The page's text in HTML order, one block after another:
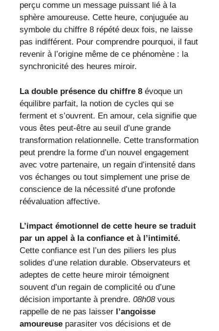
perçu comme un message puissant lié à la
sphère amoureuse. Cette heure, conjuguée au
symbole du chiffre 8 répété deux fois, ne laisse
pas indifférent. Pour comprendre pourquoi, il faut
revenir à l’origine même de ce phénomène : la
synchronicité des heures miroir.
La double présence du chiffre 8 évoque un
équilibre parfait, la notion de cycles qui se
ferment et s’ouvrent. En amour, cela signifie que
vous êtes peut-être au seuil d’une grande
transformation relationnelle. Cette transformation
peut prendre la forme d’un nouvel engagement
avec votre partenaire, un regain d’intensité dans
vos échanges ou tout simplement une prise de
conscience de la nécessité d’une profonde
réévaluation affective.
L’impact émotionnel de cette heure se traduit
par un appel à la confiance et à l’intimité.
Cette confiance est l’un des piliers les plus
solides d’une relation durable. Observateurs et
adeptes de cette heure miroir témoignent
souvent d’un regain de complicité ou d’une
décision importante à prendre. 08h08vous
rappelle de ne pas laisser l’angoisse
amoureuse parasiter vos décisions et de